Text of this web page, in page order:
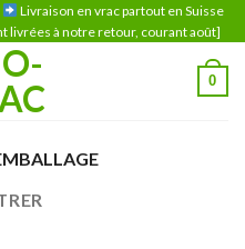
Livraison en vrac partout en Suisse
livrées à notre retour, courant août]
0